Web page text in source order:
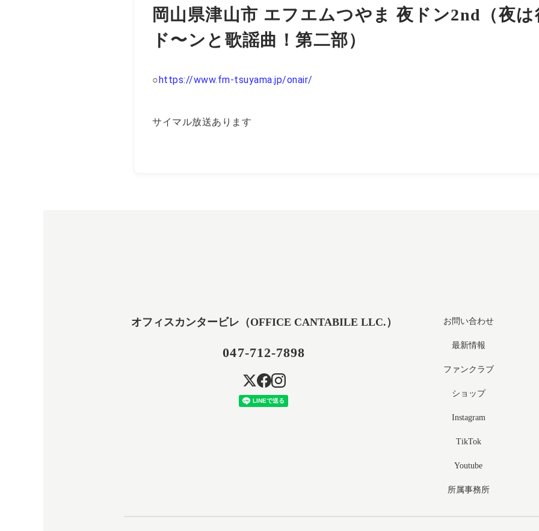
岡山県津山市 エフエムつやま 夜ドン2nd（夜は
ド〜ンと歌謡曲！第二部）
○https://www.fm-tsuyama.jp/onair/
サイマル放送あります
オフィスカンタービレ（OFFICE CANTABILE LLC.）
047-712-7898
お問い合わせ
最新情報
ファンクラブ
ショップ
Instagram
TikTok
Youtube
所属事務所